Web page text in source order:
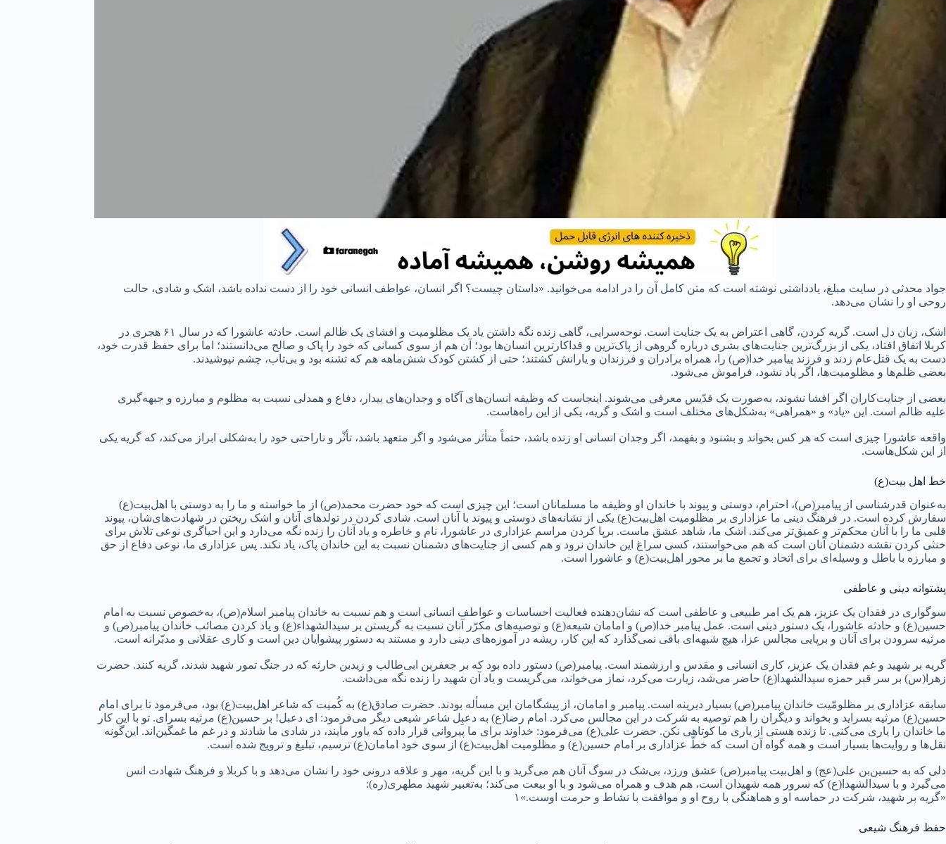
جواد محدثی در سایت مبلغ، یادداشتی نوشته است که متن کامل آن را در ادامه می‌خوانید. «داستان چیست؟ اگر انسان، عواطف انسانی خود را از دست نداده باشد، اشک و شادی، حالت
روحی او را نشان می‌دهد.
اشک، زبان دل است. گریه کردن، گاهی اعتراض به یک جنایت است. نوحه‌سرایی، گاهی زنده نگه داشتن یاد یک مظلومیت و افشای یک ظالم است. حادثه عاشورا که در سال ۶۱ هجری در
کربلا اتفاق افتاد، یکی از بزرگ‌ترین جنایت‌های بشری درباره گروهی از پاک‌ترین و فداکارترین انسان‌ها بود؛ آن هم از سوی کسانی که خود را پاک و صالح می‌دانستند؛ اما برای حفظ قدرت خود،
دست به یک قتل‌عام زدند و فرزند پیامبر خدا(ص) را، همراه برادران و فرزندان و یارانش کشتند؛ حتی از کشتن کودک شش‌ماهه هم که تشنه بود و بی‌تاب، چشم نپوشیدند.
بعضی ظلم‌ها و مظلومیت‌ها، اگر یاد نشود، فراموش می‌شود.
بعضی از جنایت‌کاران اگر افشا نشوند، به‌صورت یک قدّیس معرفی می‌شوند. اینجاست که وظیفه انسان‌های آگاه و وجدان‌های بیدار، دفاع و همدلی نسبت به مظلوم و مبارزه و جبهه‌گیری
علیه ظالم است. این «یاد» و «همراهی» به‌شکل‌های مختلف است و اشک و گریه، یکی از این راه‌هاست.
واقعه عاشورا چیزی است که هر کس بخواند و بشنود و بفهمد، اگر وجدان انسانی او زنده باشد، حتماً متأثر می‌شود و اگر متعهد باشد، تأثّر و ناراحتی خود را به‌شکلی ابراز می‌کند، که گریه یکی
از این شکل‌هاست.
خط اهل بیت(ع)
به‌عنوان قدرشناسی از پیامبر(ص)، احترام، دوستی و پیوند با خاندان او وظیفه ما مسلمانان است؛ این چیزی است که خود حضرت محمد(ص) از ما خواسته و ما را به دوستی با اهل‌بیت(ع)
سفارش کرده است. در فرهنگ دینی ما عزاداری بر مظلومیت اهل‌بیت(ع) یکی از نشانه‌های دوستی و پیوند با آنان است. شادی کردن در تولدهای آنان و اشک ریختن در شهادت‌های‌شان، پیوند
قلبی ما را با آنان محکم‌تر و عمیق‌تر می‌کند. اشک ما، شاهد عشق ماست. برپا کردن مراسم عزاداری در عاشورا، نام و خاطره و یاد آنان را زنده نگه می‌دارد و این احیاگری نوعی تلاش برای
خنثی کردن نقشه دشمنان آنان است که هم می‌خواستند، کسی سراغ این خاندان نرود و هم کسی از جنایت‌های دشمنان نسبت به این خاندان پاک، یاد نکند. پس عزاداری ما، نوعی دفاع از حق
و مبارزه با باطل و وسیله‌ای برای اتحاد و تجمع ما بر محور اهل‌بیت(ع) و عاشورا است.
پشتوانه دینی و عاطفی
سوگواری در فقدان یک عزیز، هم یک امر طبیعی و عاطفی است که نشان‌دهنده فعالیت احساسات و عواطف انسانی است و هم نسبت به خاندان پیامبر اسلام(ص)، به‌خصوص نسبت به امام
حسین(ع) و حادثه عاشورا، یک دستور دینی است. عمل پیامبر خدا(ص) و امامان شیعه(ع) و توصیه‌های مکرّر آنان نسبت به گریستن بر سیدالشهداء(ع) و یاد کردن مصائب خاندان پیامبر(ص) و
مرثیه سرودن برای آنان و برپایی مجالس عزا، هیچ شبهه‌ای باقی نمی‌گذارد که این کار، ریشه در آموزه‌های دینی دارد و مستند به دستور پیشوایان دین است و کاری عقلانی و مدبّرانه است.
گریه بر شهید و غم فقدان یک عزیز، کاری انسانی و مقدس و ارزشمند است. پیامبر(ص) دستور داده بود که بر جعفربن ابی‌طالب و زیدبن حارثه که در جنگ تمور شهید شدند، گریه کنند. حضرت
زهرا(س) بر سر قبر حمزه سیدالشهدا(ع) حاضر می‌شد، زیارت می‌کرد، نماز می‌خواند، می‌گریست و یاد آن شهید را زنده نگه می‌داشت.
سابقه عزاداری بر مظلومّیت خاندان پیامبر(ص) بسیار دیرینه است. پیامبر و امامان، از پیشگامان این مسأله بودند. حضرت صادق(ع) به کُمیت که شاعر اهل‌بیت(ع) بود، می‌فرمود تا برای امام
حسین(ع) مرثیه بسراید و بخواند و دیگران را هم توصیه به شرکت در این مجالس می‌کرد. امام رضا(ع) به دعبِل شاعر شیعی دیگر می‌فرمود: ای دعبل! بر حسین(ع) مرثیه بسرای. تو با این کار
ما خاندان را یاری می‌کنی. تا زنده هستی از یاری ما کوتاهی نکن. حضرت علی(ع) می‌فرمود: خداوند برای ما پیروانی قرار داده که یاور مایند، در شادی ما شادند و در غم ما غمگین‌اند. این‌گونه
نقل‌ها و روایت‌ها بسیار است و همه گواه آن است که خطّ عزاداری بر امام حسین(ع) و مظلومیت اهل‌بیت(ع) از سوی خود امامان(ع) ترسیم، تبلیغ و ترویج شده است.
دلی که به حسین‌بن علی(عج) و اهل‌بیت پیامبر(ص) عشق ورزد، بی‌شک در سوگ آنان هم می‌گرید و با این گریه، مهر و علاقه درونی خود را نشان می‌دهد و با کربلا و فرهنگ شهادت انس
می‌گیرد و با سیدالشهدا(ع) که سرور همه شهیدان است، هم هدف و همراه می‌شود و با او بیعت می‌کند؛ به‌تعبیر شهید مطهری(ره):
«گریه بر شهید، شرکت در حماسه او و هماهنگی با روح او و موافقت با نشاط و حرمت اوست.»۱
حفظ فرهنگ شیعی